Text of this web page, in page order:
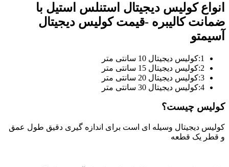
انواع کولیس دیجیتال استنلس استیل با
ضمانت کالیبره -قیمت کولیس دیجیتال
آسیمتو
1:کولیس دیجیتال 10 سانتی متر
2:کولیس دیجیتال 15 سانتی متر
3:کولیس دیجیتال 20 سانتی متر
4:کولیس دیجیتال 30 سانتی متر
کولیس چیست؟
کولیس دیجیتال وسیله ای است برای اندازه گیری دقیق طول عمق
و قطر یک قطعه